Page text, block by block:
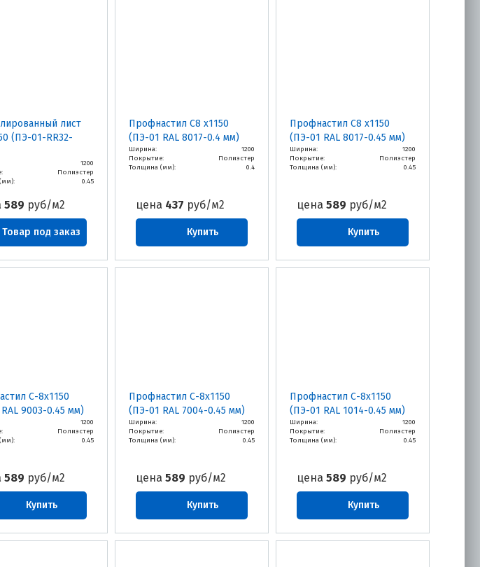
лист
(ПЭ-01-RR32-
1200
Полиэстер
0.45
589 руб/м2
Товар под заказ
Профнастил С8 х1150
(ПЭ-01 RAL 8017-0.4 мм)
Ширина:
1200
Покрытие:
Полиэстер
Толщина (мм):
0.4
цена 437 руб/м2
Купить
Профнастил С8 х1150
(ПЭ-01 RAL 8017-0.45 мм)
Ширина:
1200
Покрытие:
Полиэстер
Толщина (мм):
0.45
цена 589 руб/м2
Купить
С-8х1150
9003-0.45 мм)
1200
Полиэстер
0.45
589 руб/м2
Купить
Профнастил С-8х1150
(ПЭ-01 RAL 7004-0.45 мм)
Ширина:
1200
Покрытие:
Полиэстер
Толщина (мм):
0.45
цена 589 руб/м2
Купить
Профнастил С-8х1150
(ПЭ-01 RAL 1014-0.45 мм)
Ширина:
1200
Покрытие:
Полиэстер
Толщина (мм):
0.45
цена 589 руб/м2
Купить